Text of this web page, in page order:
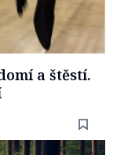
a štěstí.